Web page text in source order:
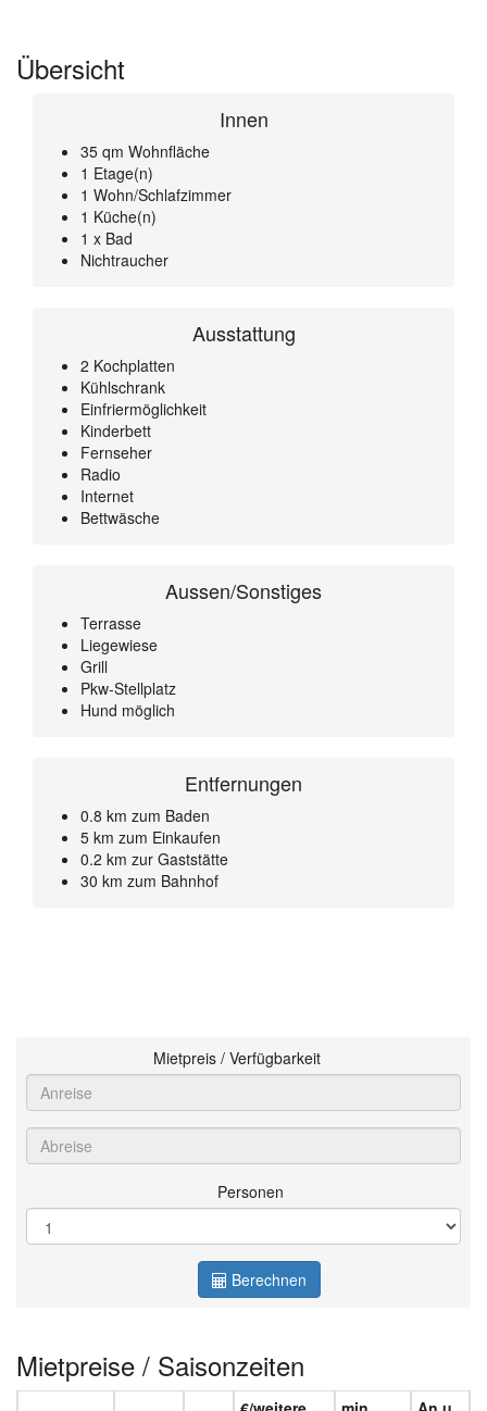
Übersicht
Innen
35 qm Wohnfläche
1 Etage(n)
1 Wohn/Schlafzimmer
1 Küche(n)
1 x Bad
Nichtraucher
Ausstattung
2 Kochplatten
Kühlschrank
Einfriermöglichkeit
Kinderbett
Fernseher
Radio
Internet
Bettwäsche
Aussen/Sonstiges
Terrasse
Liegewiese
Grill
Pkw-Stellplatz
Hund möglich
Entfernungen
0.8 km zum Baden
5 km zum Einkaufen
0.2 km zur Gaststätte
30 km zum Bahnhof
Mietpreis / Verfügbarkeit
Personen
Berechnen
Mietpreise / Saisonzeiten